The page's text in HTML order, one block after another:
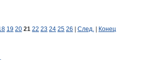
19 20 21 22 23 24 25 26 След. Конец